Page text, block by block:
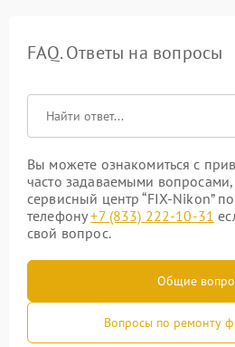
FAQ. Ответы на вопросы
Вы можете ознакомиться с
часто задаваемыми
сервисный центр “FIX-Nikon”
телефону+7 (833) 222-10-31
свой вопрос.
Общие
Вопросы по ремонту